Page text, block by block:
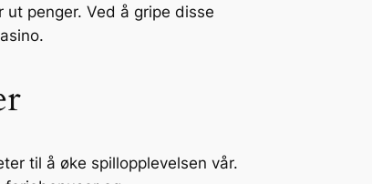
penger. Ved å gripe disse
til å øke spillopplevelsen vår.